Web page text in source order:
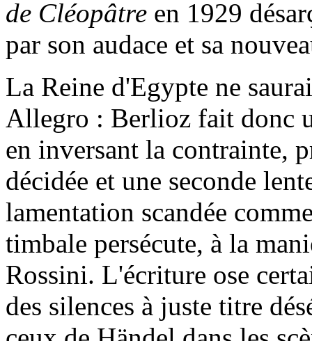
de Cléopâtre en 1929
par son audace et sa
La Reine d'Egypte ne
Allegro : Berlioz fait donc
en inversant la contrainte,
décidée et une seconde
lamentation scandée
timbale persécute, à la
Rossini. L'écriture ose
des silences à juste titre